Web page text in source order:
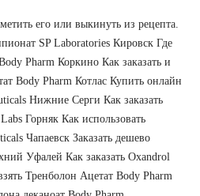
его или выкинуть из рецепта.
SP Laboratories Кировск Где
Pharm Коркино Как заказать и
Body Pharm Котлас Купить онлайн
Нижние Серги Как заказать
Горняк Как использовать
Чапаевск Заказать дешево
Уфалей Как заказать Oxandrol
Тренболон Ацетат Body Pharm